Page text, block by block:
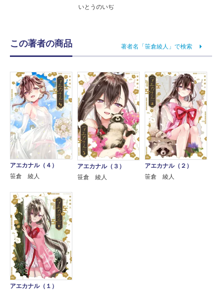
いとうのいぢ
この著者の商品 著者名「笹倉綾人」で検索
アエカナル（４）
笹倉 綾人
アエカナル（３）
笹倉 綾人
アエカナル（２）
笹倉 綾人
アエカナル（１）